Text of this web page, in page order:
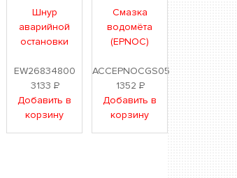
Шнур
аварийной
остановки
EW26834800
3133Р
Добавить в
корзину
Смазка
водомёта
(EPNOC)
ACCEPNOCGS05
1352Р
Добавить в
корзину